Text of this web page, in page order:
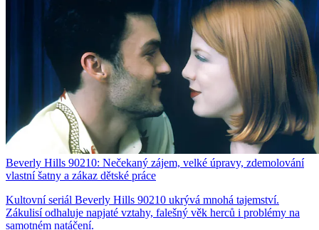
Beverly Hills 90210: Nečekaný zájem, velké úpravy, zdemolování
vlastní šatny a zákaz dětské práce
Kultovní seriál Beverly Hills 90210 ukrývá mnohá tajemství.
Zákulisí odhaluje napjaté vztahy, falešný věk herců i problémy na
samotném natáčení.